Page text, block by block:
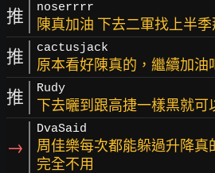
推 noserrrr
陳真加油 下去二軍找上半
推 cactusjack
原本看好陳真的，繼續加油
推 Rudy
下去曬到跟高捷一樣黑就可
→
DvaSaid
周佳樂每次都能躲過升降真
完全不用